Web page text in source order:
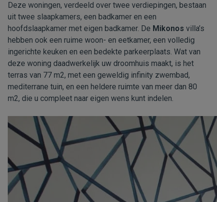
Deze woningen, verdeeld over twee verdiepingen, bestaan
uit twee slaapkamers, een badkamer en een
hoofdslaapkamer met eigen badkamer. De Mikonos villa’s
hebben ook een ruime woon- en eetkamer, een volledig
ingerichte keuken en een bedekte parkeerplaats. Wat van
deze woning daadwerkelijk uw droomhuis maakt, is het
terras van 77 m2, met een geweldig infinity zwembad,
mediterrane tuin, en een heldere ruimte van meer dan 80
m2, die u compleet naar eigen wens kunt indelen.